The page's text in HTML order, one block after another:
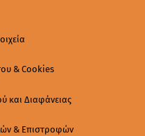
& Cookies
και Διαφάνειας
& Επιστροφών